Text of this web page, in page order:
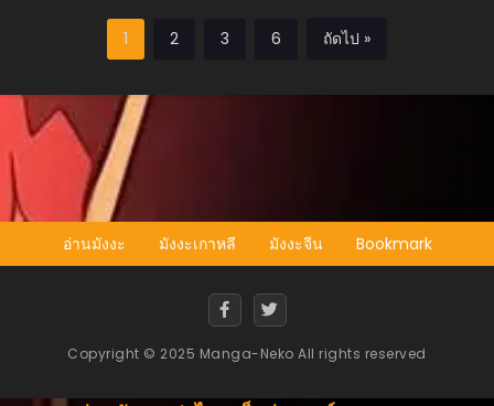
1 2 3 6 ถัดไป »
อ่านมังงะ มังงะเกาหลี มังงะจีน Bookmark
Copyright © 2025 Manga-Neko All rights reserved